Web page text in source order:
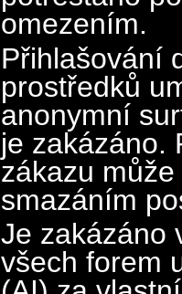
omezením.
Přihlašování
prostředků
anonymní
je zakázáno.
zákazu
smazáním
Je zakázáno
všech forem